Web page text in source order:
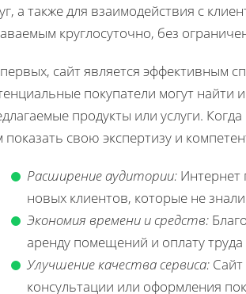
а также для взаимодействия с
круглосуточно, без
сайт является эффективным
покупатели могут
продукты или услуги.
показать свою экспертизу и
Расширение аудитории: Интернет
новых клиентов, которые не
Экономия времени и средств:
аренду помещений и оплату труда
Улучшение качества сервиса: Сайт
консультации или оформления